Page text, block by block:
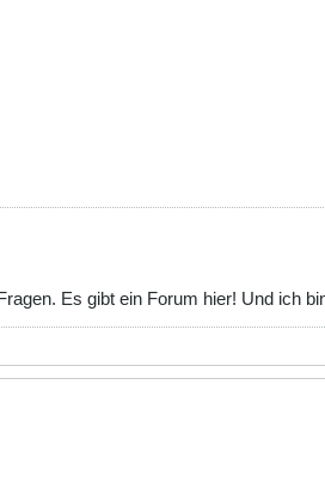
Es gibt ein Forum hier! Und ich